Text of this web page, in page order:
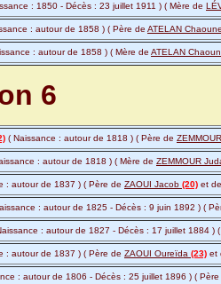
: 1850 - Décès : 23 juillet 1911 ) ( Mère de
: autour de 1858 ) ( Père de ATELAN
: autour de 1858 ) ( Mère de ATELAN
6
( Naissance : autour de 1818 ) ( Père de
: autour de 1818 ) ( Mère de ZEMMOUR
: autour de 1837 ) ( Père de ZAOUI Jacob (20) et
: autour de 1825 - Décès : 9 juin 1892 ) (
: autour de 1827 - Décès : 17 juillet 1884 )
: autour de 1837 ) ( Père de ZAOUI Oureïda (23) et
: autour de 1806 - Décès : 25 juillet 1896 ) (